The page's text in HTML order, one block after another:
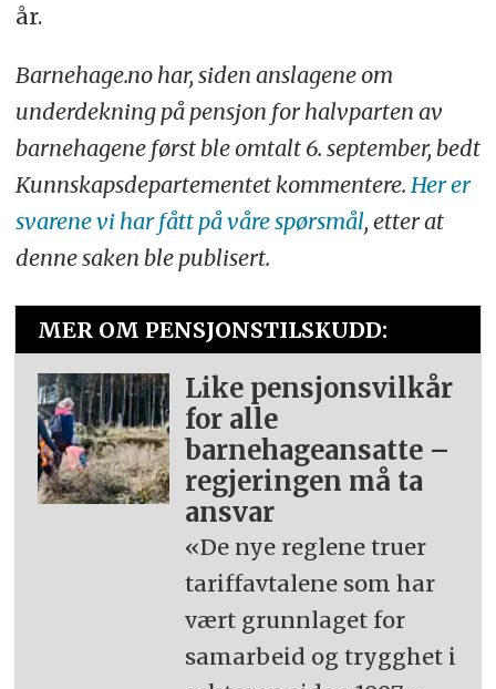
år.
Barnehage.no har, siden anslagene om
underdekning på pensjon for halvparten av
barnehagene først ble omtalt 6. september, bedt
Kunnskapsdepartementet kommentere. Her er
svarene vi har fått på våre spørsmål, etter at
denne saken ble publisert.
MER OM PENSJONSTILSKUDD:
Like pensjonsvilkår
for alle
barnehageansatte –
regjeringen må ta
ansvar
«De nye reglene truer
tariffavtalene som har
vært grunnlaget for
samarbeid og trygghet i